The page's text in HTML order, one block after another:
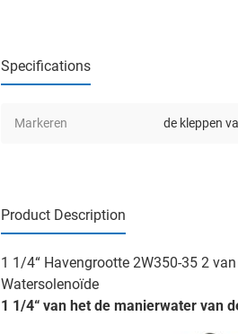
Specifications
Markeren de kleppen
Product Description
1 1/4“ Havengrootte 2W350-35 2
Watersolenoïde
1 1/4“ van het de manierwater van